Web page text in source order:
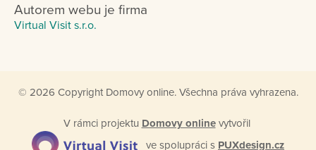
Autorem webu je firma
Virtual Visit s.r.o.
© 2026 Copyright Domovy online. Všechna práva vyhrazena.
V rámci projektu Domovy onlinevytvořil
ve spolupráci s PUXdesign.cz